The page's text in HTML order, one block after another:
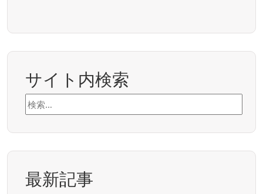
サイト内検索
検
索:
最新記事